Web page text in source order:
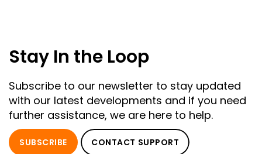
Stay In the Loop
Subscribe to our newsletter to stay updated
with our latest developments and if you need
further assistance, we are here to help.
SUBSCRIBE CONTACT SUPPORT